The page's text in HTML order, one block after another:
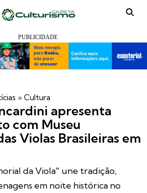
» Cultura
apresenta
com Museu
Violas Brasileiras em
da Viola" une tradição,
em noite histórica no